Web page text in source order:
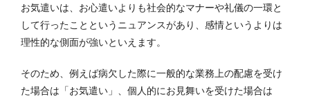
お気遣いは、お心遣いよりも社会的なマナーや礼儀の一環と
して行ったことというニュアンスがあり、感情というよりは
理性的な側面が強いといえます。
そのため、例えば病欠した際に一般的な業務上の配慮を受け
た場合は「お気遣い」、個人的にお見舞いを受けた場合は